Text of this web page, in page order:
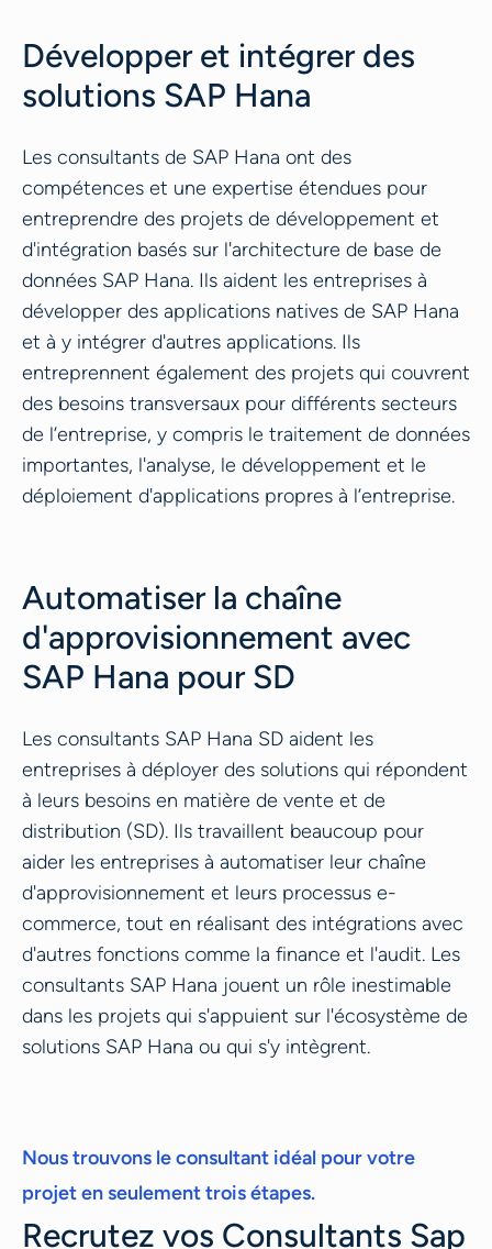
Développer et intégrer des
solutions SAP Hana
Les consultants de SAP Hana ont des
compétences et une expertise étendues pour
entreprendre des projets de développement et
d'intégration basés sur l'architecture de base de
données SAP Hana. Ils aident les entreprises à
développer des applications natives de SAP Hana
et à y intégrer d'autres applications. Ils
entreprennent également des projets qui couvrent
des besoins transversaux pour différents secteurs
de l’entreprise, y compris le traitement de données
importantes, l'analyse, le développement et le
déploiement d'applications propres à l’entreprise.
Automatiser la chaîne
d'approvisionnement avec
SAP Hana pour SD
Les consultants SAP Hana SD aident les
entreprises à déployer des solutions qui répondent
à leurs besoins en matière de vente et de
distribution (SD). Ils travaillent beaucoup pour
aider les entreprises à automatiser leur chaîne
d'approvisionnement et leurs processus e-
commerce, tout en réalisant des intégrations avec
d'autres fonctions comme la finance et l'audit. Les
consultants SAP Hana jouent un rôle inestimable
dans les projets qui s'appuient sur l'écosystème de
solutions SAP Hana ou qui s'y intègrent.
Nous trouvons le consultant idéal pour votre
projet en seulement trois étapes.
Recrutez vos Consultants Sap